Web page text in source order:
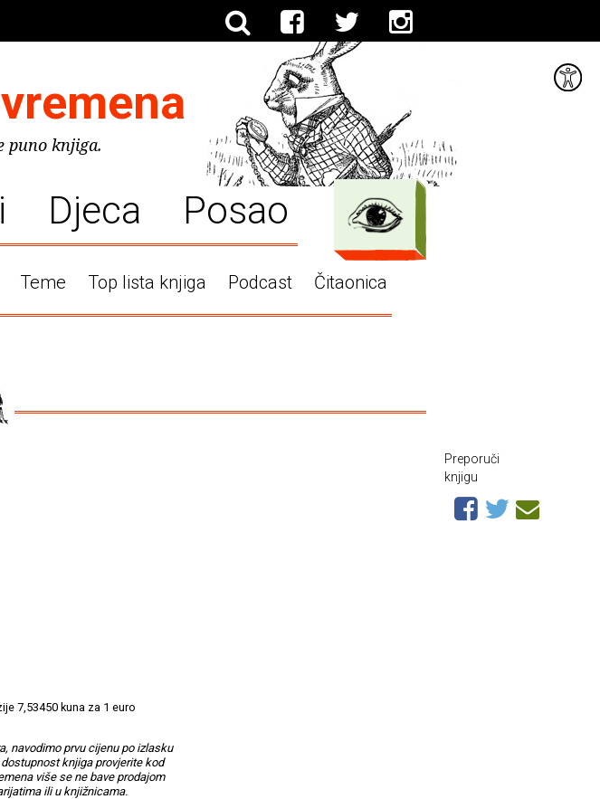
puno knjiga.
Djeca Posao
Teme Top lista knjiga Podcast Čitaonica
7,53450 kuna za 1 euro
navodimo prvu cijenu po izlasku
knjiga provjerite kod
više se ne bave prodajom
ili u knjižnicama.
Preporuči
knjigu